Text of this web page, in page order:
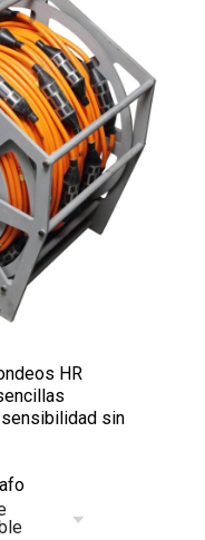
HR
sin